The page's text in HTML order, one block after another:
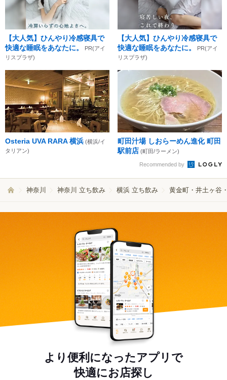
【大人気】ひんやり冷感寝具で
快適な睡眠をあなたに。
PR(アイ
リスプラザ)
【大人気】ひんやり冷感寝具で
快適な睡眠をあなたに。
PR(アイ
リスプラザ)
Osteria UVA RARA 横浜 (横浜/イ
タリアン)
町田汁場 しおらーめん進化 町田
駅前店 (町田/ラーメン)
Recommended by
神奈川 神奈川 立ち飲み 横浜 立ち飲み 黄金町・井土ヶ谷
より便利になったアプリで
快適にお店探し